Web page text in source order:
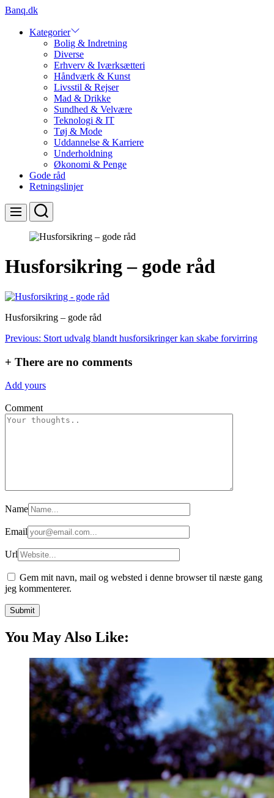
Skip
content
Banq.dk
Kategorier
Bolig & Indretning
Diverse
Erhverv & Iværksætteri
Håndværk & Kunst
Livsstil & Rejser
Mad & Drikke
Sundhed & Velvære
Teknologi & IT
Tøj & Mode
Uddannelse & Karriere
Underholdning
Økonomi & Penge
Gode råd
Retningslinjer
Menu Search
Husforsikring – gode råd
Husforsikring – gode råd
Indlægsnavigation
Previous: Stort udvalg blandt husforsikringer kan skabe forvirring
+ There are no comments
Add yours
Comment
Name
Email
Url
Gem mit navn, mail og websted i denne browser til næste gang
jeg kommenterer.
You May Also Like: